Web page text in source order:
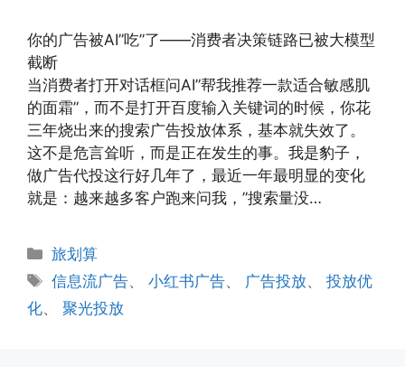
你的广告被AI”吃”了——消费者决策链路已被大模型
截断
当消费者打开对话框问AI”帮我推荐一款适合敏感肌
的面霜”，而不是打开百度输入关键词的时候，你花
三年烧出来的搜索广告投放体系，基本就失效了。
这不是危言耸听，而是正在发生的事。我是豹子，
做广告代投这行好几年了，最近一年最明显的变化
就是：越来越多客户跑来问我，”搜索量没…
分
类
旅划算
标
签
信息流广告、小红书广告、 广告投放、投放优
化、 聚光投放